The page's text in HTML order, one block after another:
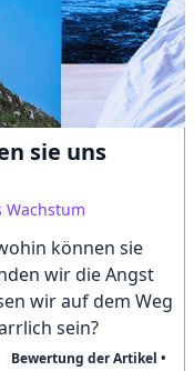
sie uns
können sie
wir die Angst
wir auf dem Weg
sein?
Bewertung der Artikel •